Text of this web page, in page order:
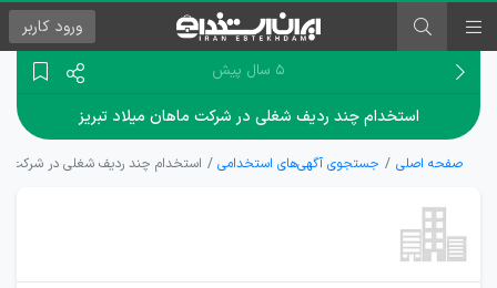
ورود کاربر
۵ سال پیش
استخدام چند ردیف شغلی در شرکت ماهان میلاد تبریز
صفحه اصلی جستجوی آگهی‌های استخدامی استخدام چند ردیف شغلی در شرکت